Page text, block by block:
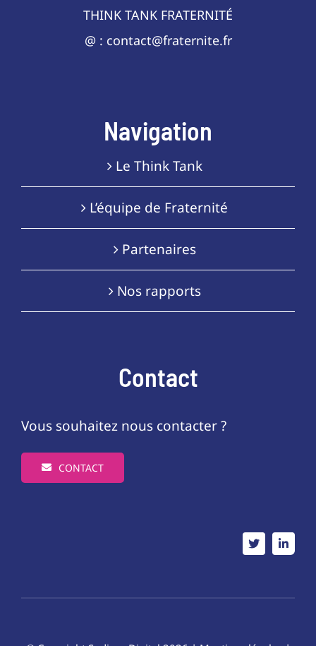
THINK TANK FRATERNITÉ
@ : contact@fraternite.fr
Navigation
Le Think Tank
L’équipe de Fraternité
Partenaires
Nos rapports
Contact
Vous souhaitez nous contacter ?
CONTACT